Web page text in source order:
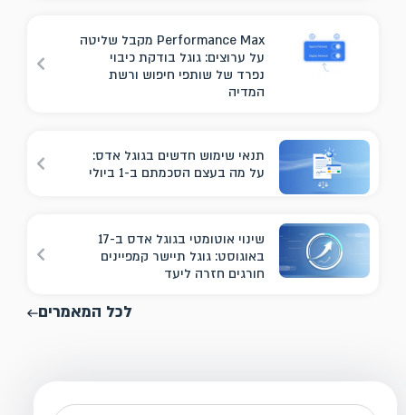
Performance Max מקבל שליטה
על ערוצים: גוגל בודקת כיבוי
נפרד של שותפי חיפוש ורשת
המדיה
תנאי שימוש חדשים בגוגל אדס:
על מה בעצם הסכמתם ב-1 ביולי
שינוי אוטומטי בגוגל אדס ב-17
באוגוסט: גוגל תיישר קמפיינים
חורגים חזרה ליעד
לכל המאמרים